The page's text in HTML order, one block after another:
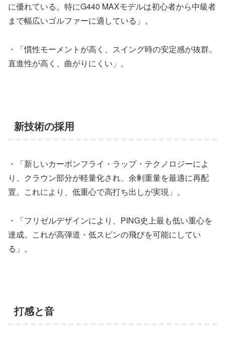
に優れている。特にG440 MAXモデルは初心者から中級者
まで幅広いゴルファーに適している」。
・「慣性モーメントが高く、スイング時の安定感が抜群。
直進性が高く、曲がりにくい」。
新技術の採用
・「新しいカーボンフライ・ラップ・テクノロジーによ
り、クラウン部分が軽量化され、余剰重量を最適に再配
置。これにより、低重心で高打ち出しが実現」。
・「フリゼルデザインにより、PING史上最も低い重心を
達成。これが高弾道・低スピンの飛びを可能にしてい
る」。
打感と音